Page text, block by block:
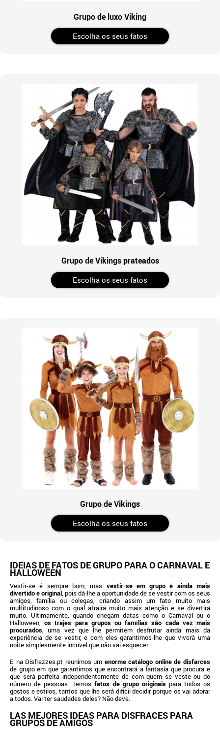
Grupo de luxo Viking
Escolha os seus fatos
Grupo de Vikings prateados
Escolha os seus fatos
Grupo de Vikings
Escolha os seus fatos
IDEIAS DE FATOS DE GRUPO PARA O CARNAVAL E
HALLOWEEN
Vestir-se é sempre bom, mas vestir-se em grupo é ainda mais
divertido e original, pois dá-lhe a oportunidade de se vestir com os seus
amigos, família ou colegas, criando assim um fato muito mais
multitudinoso com o qual atrairá muito mais atenção e se divertirá
muito. Ultimamente, quando chegam datas como o Carnaval ou o
Halloween,os trajes para grupos ou famílias são cada vez mais
procurados, uma vez que lhe permitem desfrutar ainda mais da
experiência de se vestir, e com eles garantimos-lhe que viverá uma
noite simplesmente incrível que não vai esquecer.
E na Disfrazzes.pt reunimos um enorme catálogo online de disfarces
de grupo em que garantimos que encontrará a fantasia que procura e
que será perfeita independentemente de com quem se veste ou do
número de pessoas. Temosfatos de grupo originaispara todos os
gostos e estilos, tantos que lhe será difícil decidir porque os vai adorar
a todos. Vai ter saudades deles? Não deve.
LAS MEJORES IDEAS PARA DISFRACES PARA
GRUPOS DE AMIGOS